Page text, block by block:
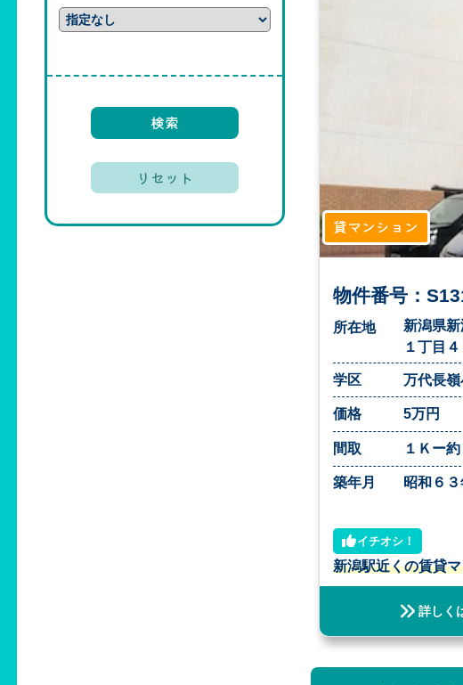
貸マンション
物件番号：
所在地
新潟県
１丁目
学区
価格 5万円
間取 １Ｋー
築年月 昭和６
イチオシ！
新潟駅近くの賃貸
詳しく